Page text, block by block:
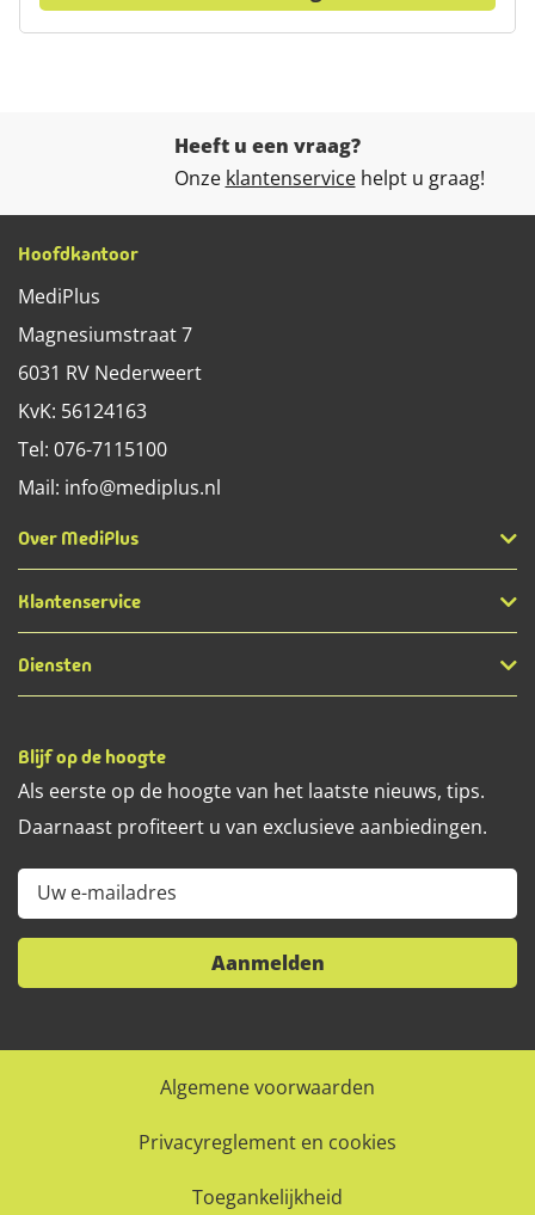
Heeft u een vraag?
Onze klantenservicehelpt u graag!
Hoofdkantoor
MediPlus
Magnesiumstraat 7
6031 RV Nederweert
KvK: 56124163
Tel: 076-7115100
Mail: info@mediplus.nl
Over MediPlus
Klantenservice
Diensten
Blijf op de hoogte
Als eerste op de hoogte van het laatste nieuws, tips.
Daarnaast profiteert u van exclusieve aanbiedingen.
Uw e-mailadres
Aanmelden
Algemene voorwaarden
Privacyreglement en cookies
Toegankelijkheid